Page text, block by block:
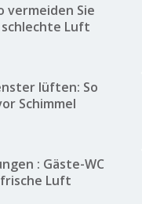
vermeiden Sie
schlechte Luft
lüften: So
Schimmel
: Gäste-WC
Luft